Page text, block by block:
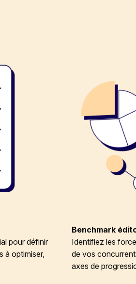
pour définir
à optimiser,
Benchmark
Identifiez les
de vos
axes de